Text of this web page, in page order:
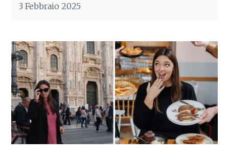
3 Febbraio 2025